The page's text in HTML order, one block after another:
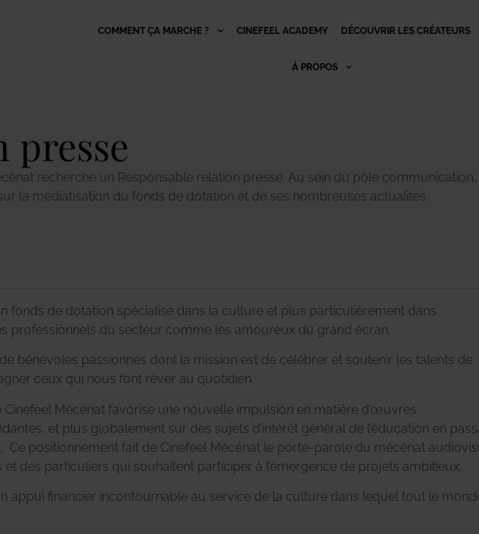
COMMENT ÇA MARCHE ? CINEFEEL ACADEMY DÉCOUVRIR LES CRÉATEURS
À PROPOS
presse
recherche un Responsable relation presse. Au sein du pôle
la médiatisation du fonds de dotation et de ses nombreuses actualités.
fonds de dotation spécialisé dans la culture et plus particulièrement dans
professionnels du secteur comme les amoureux du grand écran.
bénévoles passionnés dont la mission est de célébrer et soutenir les talents de
ceux qui nous font rêver au quotidien.
Cinefeel Mécénat favorise une nouvelle impulsion en matière d’œuvres
et plus globalement sur des sujets d’intérêt général de l’éducation en
Ce positionnement fait de Cinefeel Mécénat le porte-parole du mécénat
des particuliers qui souhaitent participer à l’émergence de projets ambitieux.
appui financier incontournable au service de la culture dans lequel tout le